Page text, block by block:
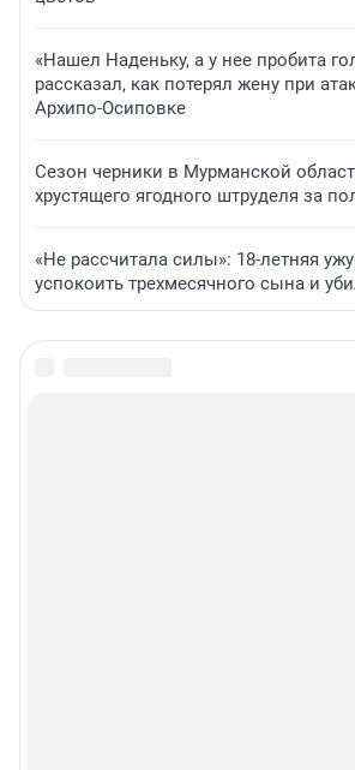
«Нашел Наденьку, а у нее пробита
рассказал, как потерял жену при
Архипо-Осиповке
Сезон черники в Мурманской
хрустящего ягодного штруделя за
«Не рассчитала силы»: 18-летняя
успокоить трехмесячного сына и